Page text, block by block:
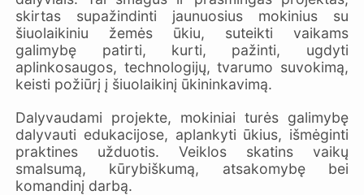
skirtas supažindinti jaunuosius mokinius su
šiuolaikiniu žemės ūkiu, suteikti vaikams
galimybę patirti, kurti, pažinti, ugdyti
aplinkosaugos, technologijų, tvarumo suvokimą,
keisti požiūrį į šiuolaikinį ūkininkavimą.
Dalyvaudami projekte, mokiniai turės galimybę
dalyvauti edukacijose, aplankyti ūkius, išmėginti
praktines užduotis. Veiklos skatins vaikų
smalsumą, kūrybiškumą, atsakomybę bei
komandinį darbą.